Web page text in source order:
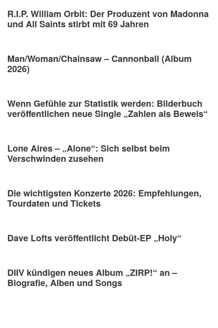
R.I.P. William Orbit: Der Produzent von Madonna
und All Saints stirbt mit 69 Jahren
Man/Woman/Chainsaw – Cannonball (Album
2026)
Wenn Gefühle zur Statistik werden: Bilderbuch
veröffentlichen neue Single „Zahlen als Beweis“
Lone Aires – „Alone“: Sich selbst beim
Verschwinden zusehen
Die wichtigsten Konzerte 2026: Empfehlungen,
Tourdaten und Tickets
Dave Lofts veröffentlicht Debüt-EP „Holy“
DIIV kündigen neues Album „ZIRP!“ an –
Biografie, Alben und Songs